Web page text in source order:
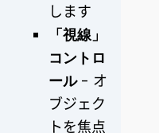
します
「視線」
コントロ
ール- オ
ブジェク
トを焦点